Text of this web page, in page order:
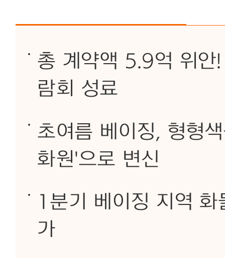
총 계약액 5.9억 위안
람회 성료
초여름 베이징, 형형
화원'으로 변신
1분기 베이징 지역
가